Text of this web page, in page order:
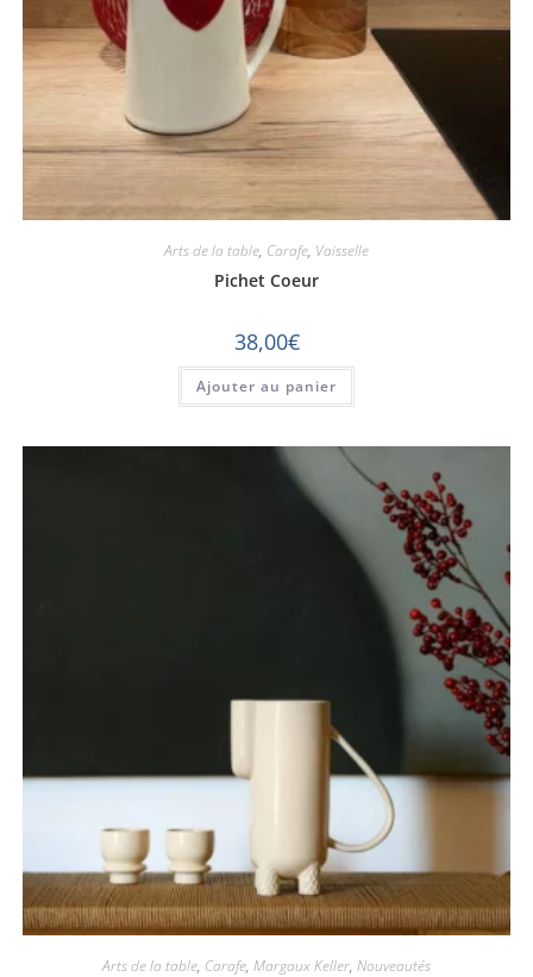
Arts de la table, Carafe, Vaisselle
Pichet Coeur
38,00€
Ajouter au panier
Arts de la table, Carafe, Margaux Keller, Nouveautés